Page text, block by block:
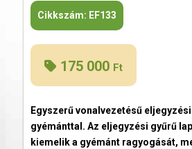
Cikkszám: EF133
175 000 Ft
Egyszerű vonalvezetésű
gyémánttal. Az eljegyzési gyűrű
kiemelik a gyémánt ragyogását,